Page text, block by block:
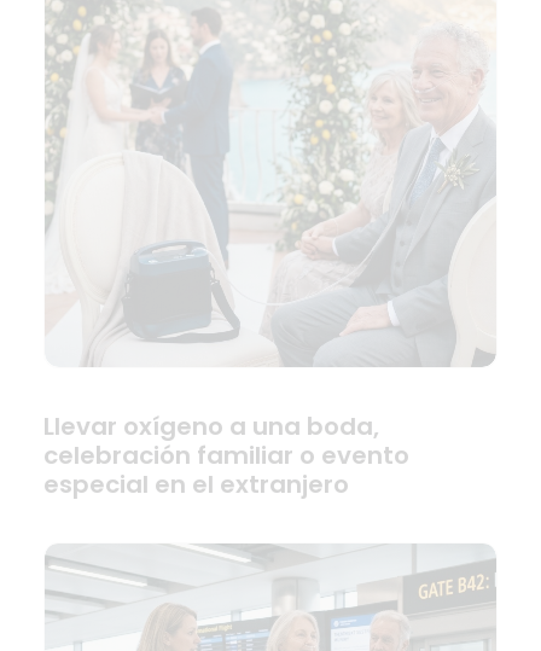
Llevar oxígeno a una boda,
celebración familiar o evento
especial en el extranjero